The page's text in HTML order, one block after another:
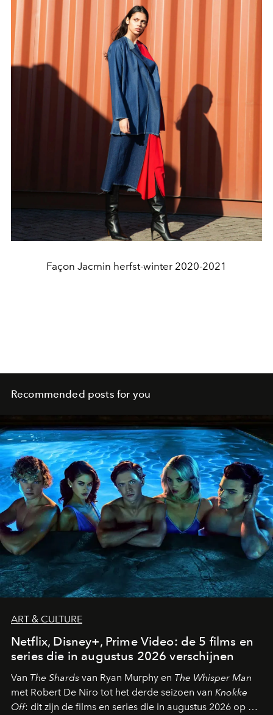
Façon Jacmin herfst-winter 2020-2021
Recommended posts for you
ART & CULTURE
Netflix, Disney+, Prime Video: de 5 films en
series die in augustus 2026 verschijnen
Van The Shards van Ryan Murphy en The Whisper Man
met Robert De Niro tot het derde seizoen van Knokke
Off: dit zijn de films en series die in augustus 2026 op de